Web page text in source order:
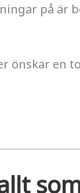
på är
önskar en